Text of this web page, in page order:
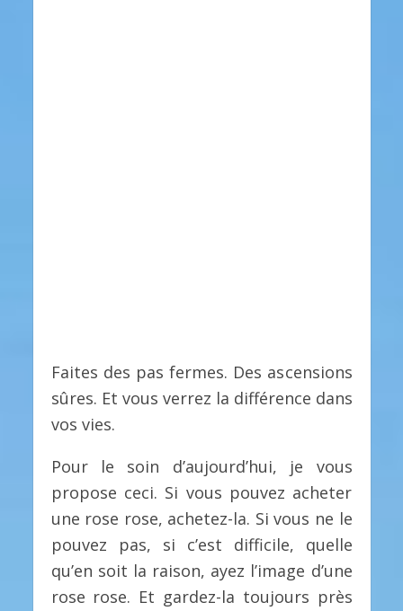
Faites des pas fermes. Des ascensions
sûres. Et vous verrez la différence dans
vos vies.
Pour le soin d’aujourd’hui, je vous
propose ceci. Si vous pouvez acheter
une rose rose, achetez-la. Si vous ne le
pouvez pas, si c’est difficile, quelle
qu’en soit la raison, ayez l’image d’une
rose rose. Et gardez-la toujours près